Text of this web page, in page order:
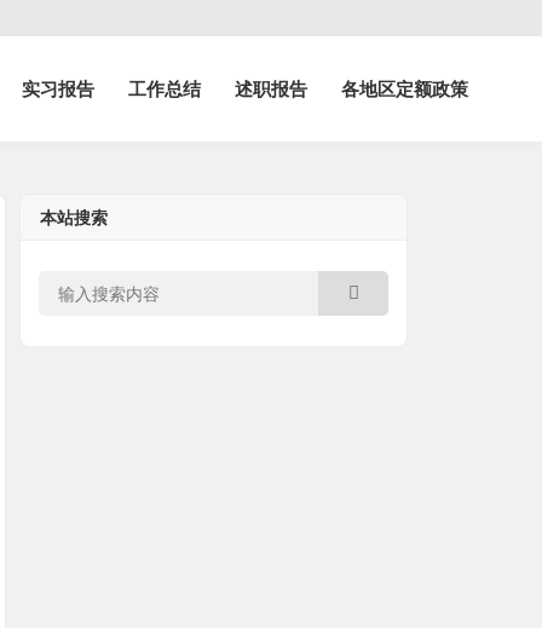
实习报告 工作总结 述职报告 各地区定额政策
本站搜索